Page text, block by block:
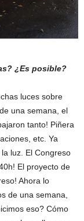
¿Es posible?
luces sobre
una semana, el
tanto! Piñera
etc. Ya
luz. El Congreso
El proyecto de
Ahora lo
de una semana,
eso? Cómo